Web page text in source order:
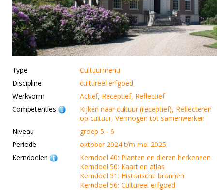
Type
Cultuurmenu
Discipline
cultureel erfgoed
Werkvorm
Actief, Receptief, Reflectief
Competenties
Kijken naar cultuur (receptief), Reflecteren
op cultuur, Vermogen tot samenwerken
Niveau
groep 5 - 6
Periode
oktober 2024 t/m mei 2025
Kerndoelen
Kerndoel 40: Planten en dieren herkennen
Kerndoel 50: Kaart en atlas
Kerndoel 51: Historische bronnen
Kerndoel 56: Cultureel erfgoed